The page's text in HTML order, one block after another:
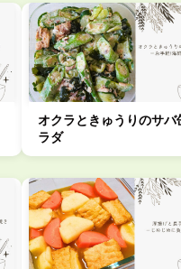
オクラときゅうりのサバ
ラダ